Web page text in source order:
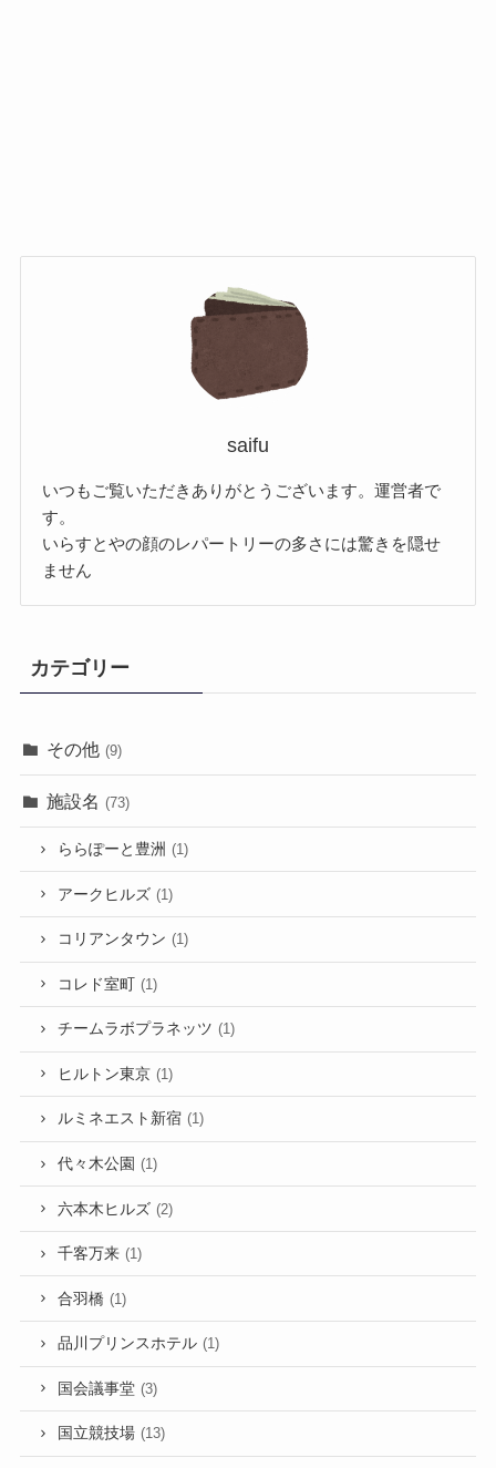
saifu
いつもご覧いただきありがとうございます。運営者で
す。
いらすとやの顔のレパートリーの多さには驚きを隠せ
ません
カテゴリー
その他 (9)
施設名 (73)
ららぽーと豊洲 (1)
アークヒルズ (1)
コリアンタウン (1)
コレド室町 (1)
チームラボプラネッツ (1)
ヒルトン東京 (1)
ルミネエスト新宿 (1)
代々木公園 (1)
六本木ヒルズ (2)
千客万来 (1)
合羽橋 (1)
品川プリンスホテル (1)
国会議事堂 (3)
国立競技場 (13)